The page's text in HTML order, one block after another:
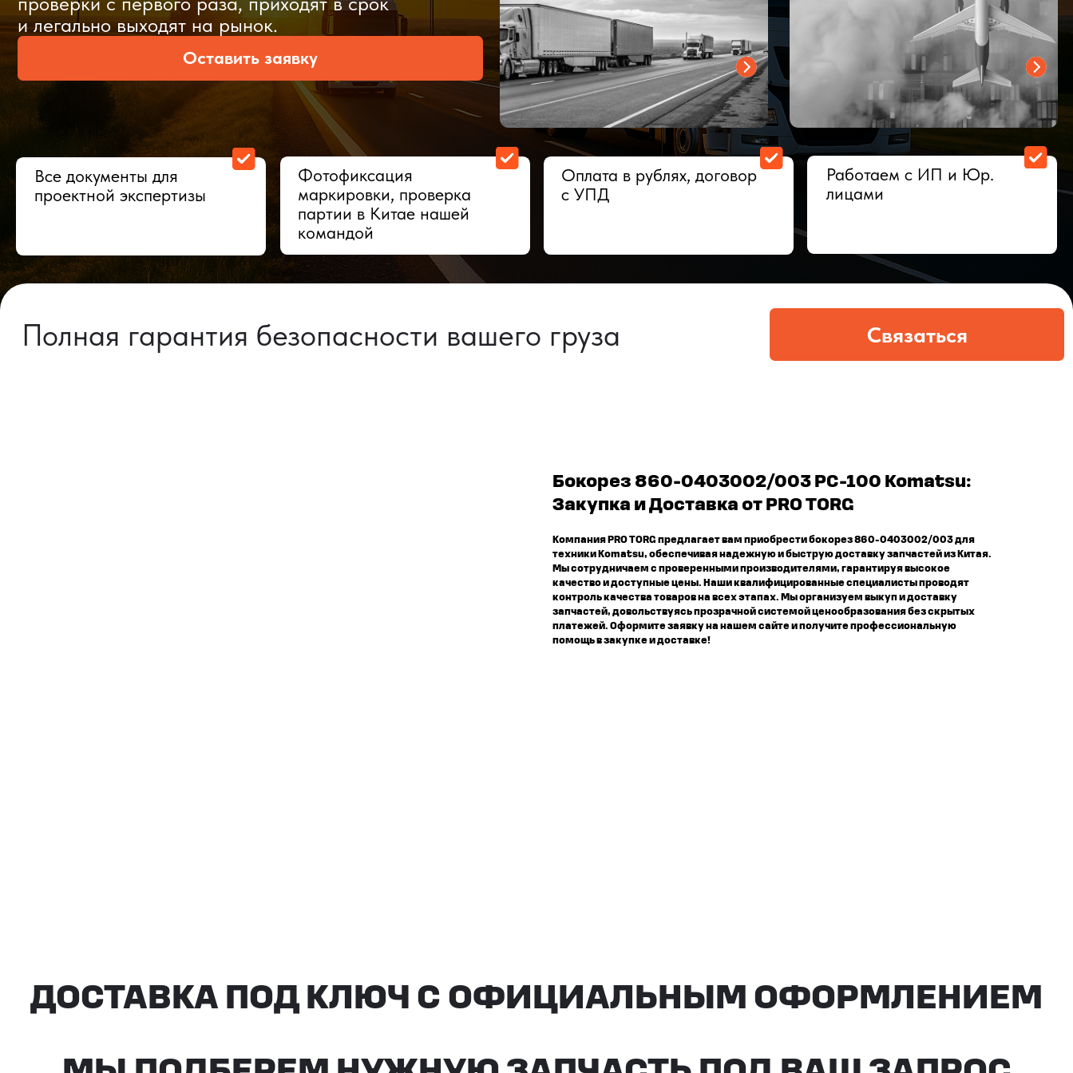
Полная гарантия безопасности вашего груза
Оставить заявку
Связаться
Все документы для
проектной экспертизы
Фотофиксация
маркировки, проверка
партии в Китае нашей
командой
Оплата в рублях, договор
Работаем с ИП и Юр.
лицами
Бокорез 860-0403002/003 PC-100 Komatsu:
Закупка и Доставка от PRO TORG
Компания PRO TORG предлагает вам приобрести бокорез 860-0403002/003 для
техники Komatsu, обеспечивая надежную и быструю доставку запчастей из Китая.
Мы сотрудничаем с проверенными производителями, гарантируя высокое
качество и доступные цены. Наши квалифицированные специалисты проводят
контроль качества товаров на всех этапах. Мы организуем выкуп и доставку
запчастей, довольствуясь прозрачной системой ценообразования без скрытых
платежей. Оформите заявку на нашем сайте и получите профессиональную
помощь в закупке и доставке!